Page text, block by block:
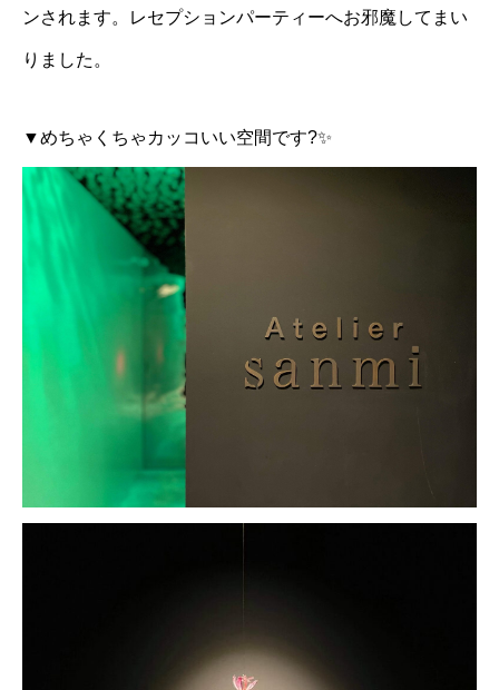
ンされます。レセプションパーティーへお邪魔してまい
りました。
▼めちゃくちゃカッコいい空間です?✨